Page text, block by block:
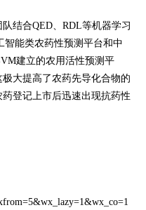
结合QED、RDL等机器学习
智能类农药性预测平台和中
建立的农用活性预测平
大提高了农药先导化合物的
登记上市后迅速出现抗药性